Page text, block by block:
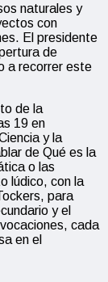
naturales y
con
El presidente
de
a recorrer este
de la
19 en
y la
de Qué es la
o las
lúdico, con la
para
y el
cada
en el